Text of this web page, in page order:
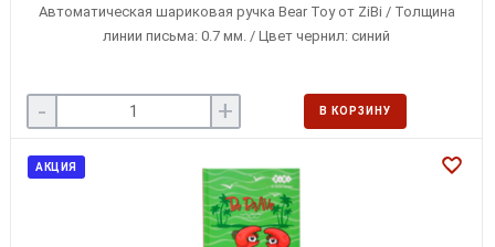
Автоматическая шариковая ручка Bear Toy от ZiBi / Толщина
линии письма: 0.7 мм. / Цвет чернил: синий
- + В КОРЗИНУ
АКЦИЯ